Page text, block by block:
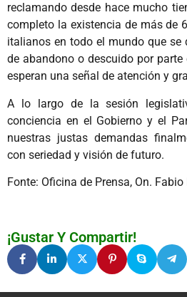
reclamando desde hace mucho
completo la existencia de más de
italianos en todo el mundo que se
de abandono o descuido por
esperan una señal de atención y
A lo largo de la sesión
conciencia en el Gobierno y el
nuestras justas demandas
con seriedad y visión de futuro.
Fonte: Oficina de Prensa, On. Fabio
¡Gustar Y Compartir!